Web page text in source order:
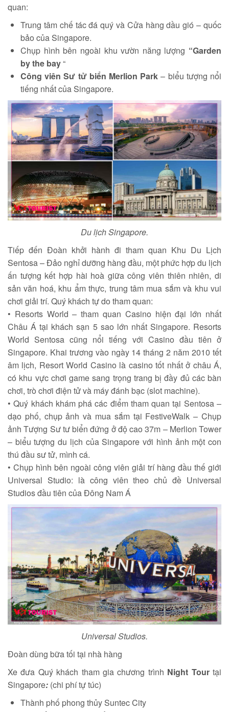
quan:
Trung tâm chế tác đá quý và Cửa hàng dầu gió – quốc
bảo của Singapore.
Chụp hình bên ngoài khu vườn năng lượng “Garden
by the bay“
Công viên Sư tử biển Merlion Park – biểu tượng nổi
tiếng nhất của Singapore.
Du lịch Singapore.
Tiếp đến Đoàn khởi hành đi tham quan Khu Du Lịch
Sentosa – Đảo nghỉ dưỡng hàng đầu, một phức hợp du lịch
ấn tượng kết hợp hài hoà giữa công viên thiên nhiên, di
sản văn hoá, khu ẩm thực, trung tâm mua sắm và khu vui
chơi giải trí. Quý khách tự do tham quan:
• Resorts World – tham quan Casino hiện đại lớn nhất
Châu Á tại khách sạn 5 sao lớn nhất Singapore. Resorts
World Sentosa cũng nổi tiếng với Casino đầu tiên ở
Singapore. Khai trương vào ngày 14 tháng 2 năm 2010 tết
âm lịch, Resort World Casino là casino tốt nhất ở châu Á,
có khu vực chơi game sang trọng trang bị đầy đủ các bàn
chơi, trò chơi điện tử và máy đánh bạc (slot machine).
• Quý khách khám phá các điểm tham quan tại Sentosa –
dạo phố, chụp ảnh và mua sắm tại FestiveWalk – Chụp
ảnh Tượng Sư tư biển đứng ở độ cao 37m – Merlion Tower
– biểu tượng du lịch của Singapore với hình ảnh một con
thú đầu sư tử, mình cá.
• Chụp hình bên ngoài công viên giải trí hàng đầu thế giới
Universal Studio: là công viên theo chủ đề Universal
Studios đầu tiên của Đông Nam Á
Universal Studios.
Đoàn dùng bữa tối tại nhà hàng
Xe đưa Quý khách tham gia chương trình Night Tourtại
Singapore: (chi phí tự túc)
Thành phố phong thủy Suntec City